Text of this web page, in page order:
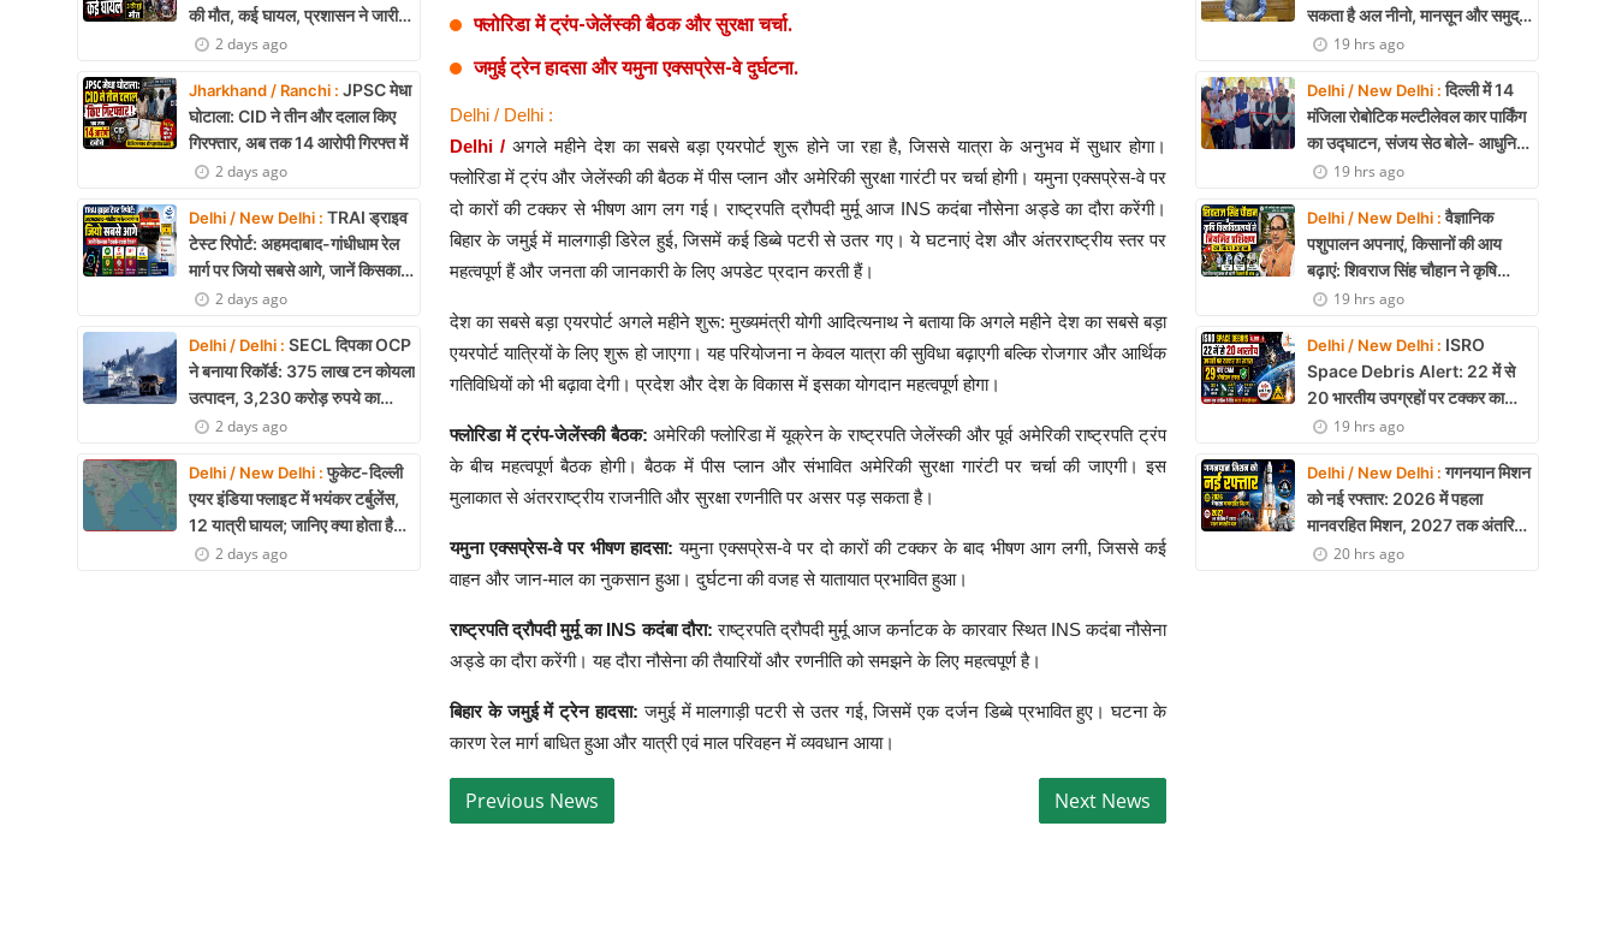
की मौत, कई घायल, प्रशासन ने जारी
की चेतावनी
2 days ago
Jharkhand / Ranchi : JPSC मेधा
घोटाला: CID ने तीन और दलाल किए
गिरफ्तार, अब तक 14 आरोपी गिरफ्त में
2 days ago
Delhi / New Delhi : TRAI ड्राइव
टेस्ट रिपोर्ट: अहमदाबाद-गांधीधाम रेल
मार्ग पर जियो सबसे आगे, जानें किसका
नेटवर्क सबसे बेहतर
2 days ago
Delhi / Delhi : SECL दिपका OCP
ने बनाया रिकॉर्ड: 375 लाख टन कोयला
उत्पादन, 3,230 करोड़ रुपये का
मुनाफा2 days ago
Delhi / New Delhi :फुकेट-दिल्ली
एयर इंडिया फ्लाइट में भयंकर टर्बुलेंस,
12 यात्री घायल; जानिए क्या होता है
एयर टर्बुलेंस
2 days ago
फ्लोरिडा में ट्रंप-जेलेंस्की बैठक और सुरक्षा चर्चा.
जमुई ट्रेन हादसा और यमुना एक्सप्रेस-वे दुर्घटना.
Delhi / Delhi :
Delhi /अगले महीने देश का सबसे बड़ा एयरपोर्ट शुरू होने जा रहा है, जिससे यात्रा के अनुभव में सुधार होगा।
फ्लोरिडा में ट्रंप और जेलेंस्की की बैठक में पीस प्लान और अमेरिकी सुरक्षा गारंटी पर चर्चा होगी। यमुना एक्सप्रेस-वे पर
दो कारों की टक्कर से भीषण आग लग गई। राष्ट्रपति द्रौपदी मुर्मू आज INS कदंबा नौसेना अड्डे का दौरा करेंगी।
बिहार के जमुई में मालगाड़ी डिरेल हुई, जिसमें कई डिब्बे पटरी से उतर गए। ये घटनाएं देश और अंतरराष्ट्रीय स्तर पर
महत्वपूर्ण हैं और जनता की जानकारी के लिए अपडेट प्रदान करती हैं।
देश का सबसे बड़ा एयरपोर्ट अगले महीने शुरू: मुख्यमंत्री योगी आदित्यनाथ ने बताया कि अगले महीने देश का सबसे बड़ा
एयरपोर्ट यात्रियों के लिए शुरू हो जाएगा। यह परियोजना न केवल यात्रा की सुविधा बढ़ाएगी बल्कि रोजगार और आर्थिक
गतिविधियों को भी बढ़ावा देगी। प्रदेश और देश के विकास में इसका योगदान महत्वपूर्ण होगा।
फ्लोरिडा में ट्रंप-जेलेंस्की बैठक:अमेरिकी फ्लोरिडा में यूक्रेन के राष्ट्रपति जेलेंस्की और पूर्व अमेरिकी राष्ट्रपति ट्रंप
के बीच महत्वपूर्ण बैठक होगी। बैठक में पीस प्लान और संभावित अमेरिकी सुरक्षा गारंटी पर चर्चा की जाएगी। इस
मुलाकात से अंतरराष्ट्रीय राजनीति और सुरक्षा रणनीति पर असर पड़ सकता है।
यमुना एक्सप्रेस-वे पर भीषण हादसा:यमुना एक्सप्रेस-वे पर दो कारों की टक्कर के बाद भीषण आग लगी, जिससे कई
वाहन और जान-माल का नुकसान हुआ। दुर्घटना की वजह से यातायात प्रभावित हुआ।
राष्ट्रपति द्रौपदी मुर्मू का INS कदंबा दौरा: राष्ट्रपति द्रौपदी मुर्मू आज कर्नाटक के कारवार स्थित INS कदंबा नौसेना
अड्डे का दौरा करेंगी। यह दौरा नौसेना की तैयारियों और रणनीति को समझने के लिए महत्वपूर्ण है।
बिहार के जमुई में ट्रेन हादसा:जमुई में मालगाड़ी पटरी से उतर गई, जिसमें एक दर्जन डिब्बे प्रभावित हुए। घटना के
कारण रेल मार्ग बाधित हुआ और यात्री एवं माल परिवहन में व्यवधान आया।
सकता है अल नीनो, मानसून और समुद्री
पारिस्थितिकी पर असर की आशंका
19 hrs ago
Delhi / New Delhi :दिल्ली में 14
मंजिला रोबोटिक मल्टीलेवल कार पार्किंग
का उद्घाटन, संजय सेठ बोले- आधुनिक
तकनीक से मिलेगी बड़ी राहत
19 hrs ago
Delhi / New Delhi :वैज्ञानिक
पशुपालन अपनाएं, किसानों की आय
बढ़ाएं: शिवराज सिंह चौहान ने कृषि
विश्वविद्यालयों से नियमित प्रशिक्षण का
19 hrs ago
Delhi / New Delhi : ISRO
Space Debris Alert: 22 में से
20 भारतीय उपग्रहों पर टक्कर का
खतरा, 29 बार CAM ऑपरेशन सफल
19 hrs ago
Delhi / New Delhi :गगनयान मिशन
को नई रफ्तार: 2026 में पहला
मानवरहित मिशन, 2027 तक अंतरिक्ष
में जाएगा पहला भारतीय दल
20 hrs ago